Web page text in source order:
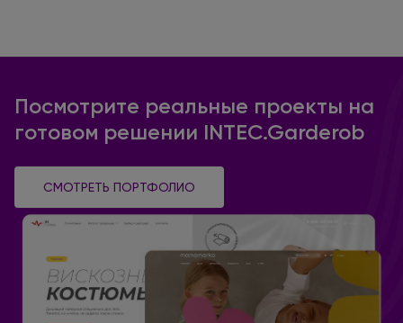
Посмотрите реальные проекты на
готовом решении INTEC.Garderob
СМОТРЕТЬ ПОРТФОЛИО